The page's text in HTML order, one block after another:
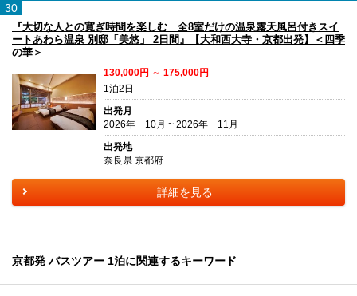
30
『大切な人との寛ぎ時間を楽しむ 全8室だけの温泉露天風呂付きスイ
ートあわら温泉 別邸「美悠」 2日間』【大和西大寺・京都出発】＜四季
の華＞
130,000円 ～ 175,000円
1泊2日
出発月
2026年 10月 ~ 2026年 11月
出発地
奈良県 京都府
詳細を見る
京都発 バスツアー 1泊に関連するキーワード